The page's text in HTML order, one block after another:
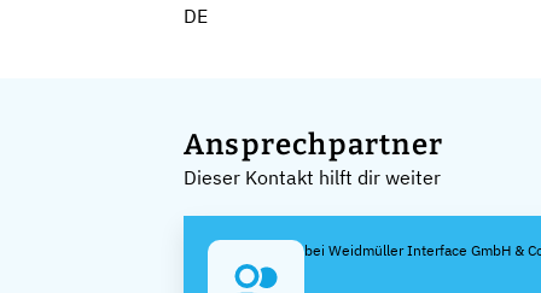
DE
Ansprechpartner
Dieser Kontakt hilft dir weiter
bei Weidmüller Interface GmbH &